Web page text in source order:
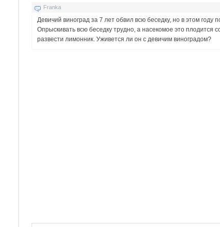
Franka
Девичий виноград за 7 лет обвил всю беседку, но в этом
Опрыскивать всю беседку трудно, а насекомое это плодится
развести лимонник. Уживется ли он с девичим виноградом?